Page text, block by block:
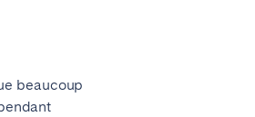
beaucoup